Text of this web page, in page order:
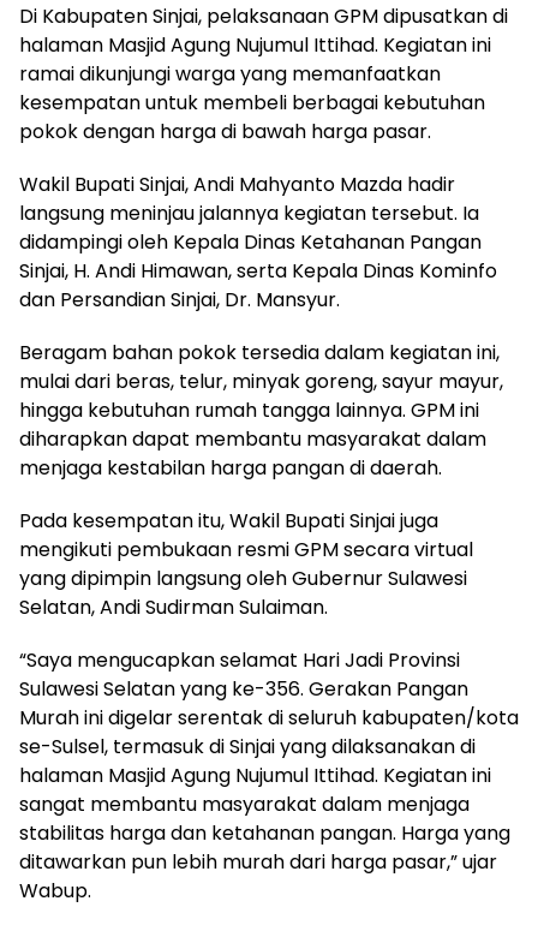
Di Kabupaten Sinjai, pelaksanaan GPM dipusatkan di
halaman Masjid Agung Nujumul Ittihad. Kegiatan ini
ramai dikunjungi warga yang memanfaatkan
kesempatan untuk membeli berbagai kebutuhan
pokok dengan harga di bawah harga pasar.
Wakil Bupati Sinjai, Andi Mahyanto Mazda hadir
langsung meninjau jalannya kegiatan tersebut. Ia
didampingi oleh Kepala Dinas Ketahanan Pangan
Sinjai, H. Andi Himawan, serta Kepala Dinas Kominfo
dan Persandian Sinjai, Dr. Mansyur.
Beragam bahan pokok tersedia dalam kegiatan ini,
mulai dari beras, telur, minyak goreng, sayur mayur,
hingga kebutuhan rumah tangga lainnya. GPM ini
diharapkan dapat membantu masyarakat dalam
menjaga kestabilan harga pangan di daerah.
Pada kesempatan itu, Wakil Bupati Sinjai juga
mengikuti pembukaan resmi GPM secara virtual
yang dipimpin langsung oleh Gubernur Sulawesi
Selatan, Andi Sudirman Sulaiman.
“Saya mengucapkan selamat Hari Jadi Provinsi
Sulawesi Selatan yang ke-356. Gerakan Pangan
Murah ini digelar serentak di seluruh kabupaten/kota
se-Sulsel, termasuk di Sinjai yang dilaksanakan di
halaman Masjid Agung Nujumul Ittihad. Kegiatan ini
sangat membantu masyarakat dalam menjaga
stabilitas harga dan ketahanan pangan. Harga yang
ditawarkan pun lebih murah dari harga pasar,” ujar
Wabup.